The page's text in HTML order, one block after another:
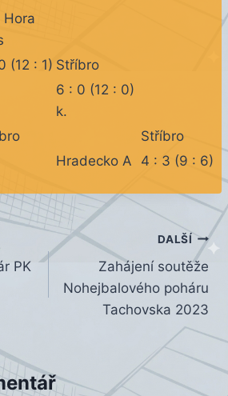
Hora
(12 : 1) Stříbro
6 : 0 (12 : 0)
k.
Stříbro
Hradecko A
4 : 3 (9 : 6)
PK
DALŠÍ
Zahájení soutěže
Nohejbalového poháru
Tachovska 2023